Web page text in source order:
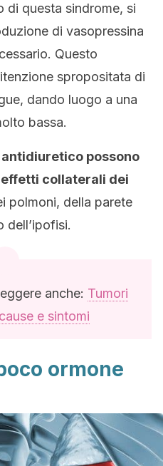
di questa sindrome, si
di vasopressina
Questo
spropositata di
dando luogo a una
bassa.
possono
collaterali dei
polmoni, della parete
dell’ipofisi.
anche: Tumori
e sintomi
ormone